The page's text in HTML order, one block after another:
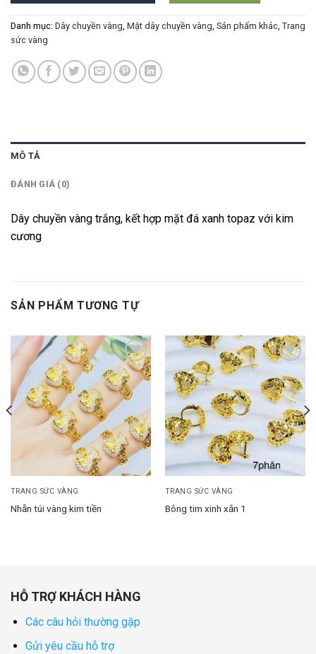
Danh mục: Dây chuyền vàng Mặt dây chuyền vàng Sản phẩm khác Trang
sức vàng
MÔ TẢ
ĐÁNH GIÁ (0)
Dây chuyền vàng trắng, kết hợp mặt đá xanh topaz với kim
cương
SẢN PHẨM TƯƠNG TỰ
Add to
wishlist
TRANG SỨC VÀNG
Nhẫn túi vàng kim tiền
Add to
wishlist
TRANG SỨC VÀNG
Bông tim xinh xắn 1
HỖ TRỢ KHÁCH HÀNG
Các câu hỏi thường gặp
Gửi yêu cầu hỗ trợ